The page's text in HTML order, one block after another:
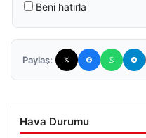
Beni hatırla
Paylaş:
Hava Durumu